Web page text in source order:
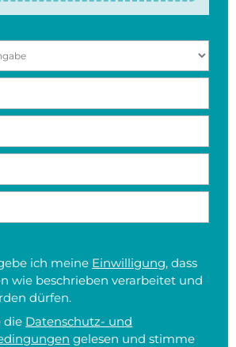
ich meine Einwilligung, dass
wie beschrieben verarbeitet und
dürfen.
die Datenschutz- und
gelesen und stimme